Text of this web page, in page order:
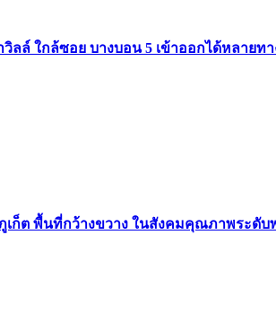
ลล์ ใกล้ซอย บางบอน 5 เข้าออกได้หลายทา
เก็ต พื้นที่กว้างขวาง ในสังคมคุณภาพระดับ